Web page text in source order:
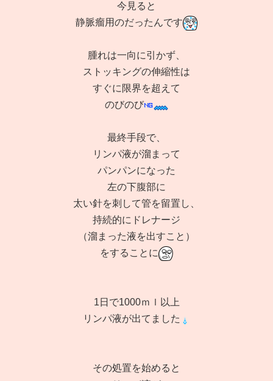
今見ると
静脈瘤用のだったんです
腫れは一向に引かず、
ストッキングの伸縮性は
すぐに限界を超えて
のびのび
最終手段で、
リンパ液が溜まって
パンパンになった
左の下腹部に
太い針を刺して管を留置し、
持続的にドレナージ
（溜まった液を出すこと）
をすることに
1日で1000ｍｌ以上
リンパ液が出てました
その処置を始めると